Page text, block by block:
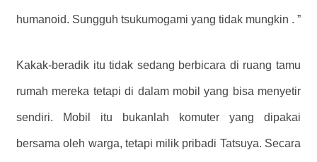
humanoid. Sungguh tsukumogami yang tidak mungkin . ”
Kakak-beradik itu tidak sedang berbicara di ruang tamu
rumah mereka tetapi di dalam mobil yang bisa menyetir
sendiri. Mobil itu bukanlah komuter yang dipakai
bersama oleh warga, tetapi milik pribadi Tatsuya. Secara